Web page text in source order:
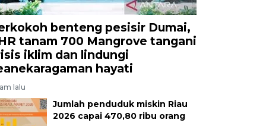
benteng pesisir Dumai,
tanam 700 Mangrove tangani
iklim dan lindungi
hayati
lalu
Jumlah penduduk miskin Riau
2026 capai 470,80 ribu orang